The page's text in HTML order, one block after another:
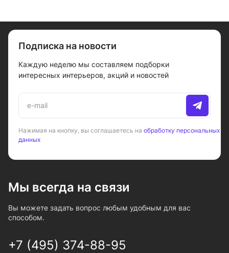
Подписка на новости
Каждую неделю мы составляем подборки
интересных интерьеров, акций и новостей
Нажимая на кнопку, вы соглашаетесь на обработку персональных
данных
Мы всегда на связи
Вы можете задать вопрос любым удобным для вас
способом.
+7 (495) 374-88-95